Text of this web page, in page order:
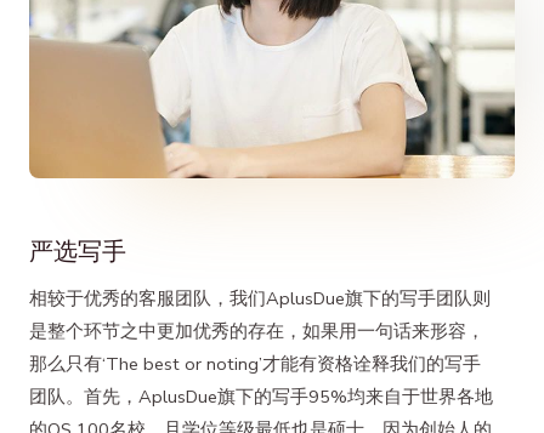
严选写手
相较于优秀的客服团队，我们AplusDue旗下的写手团队则
是整个环节之中更加优秀的存在，如果用一句话来形容，
那么只有‘The best or noting’才能有资格诠释我们的写手
团队。首先，AplusDue旗下的写手95%均来自于世界各地